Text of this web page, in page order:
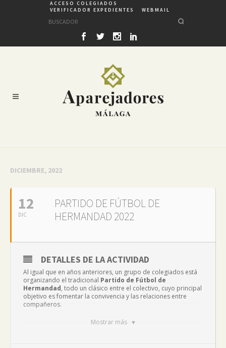
ACCESO COLEGIADOS
VERIFICADOR EXPEDIENTES
WEBMAIL
DICIEMBRE, 2022
12
DIC
PARTIDO DE FÚTBOL DE
HERMANDAD 2022
Mostrar más
DETALLES DE LA ACTIVIDAD
Al igual que en años anteriores, un grupo de colegiados está
organizando el tradicional Partido de Fútbol de
Hermandad, todo un clásico entre el colectivo, cuyo principal
objetivo es fomentar la convivencia y las relaciones entre
compañeros.